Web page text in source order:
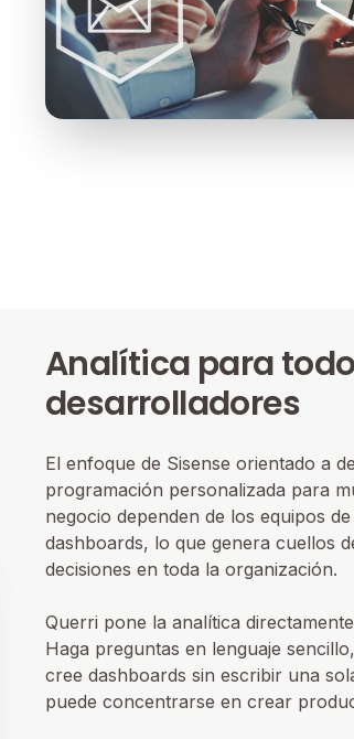
Analítica para
desarrolladores
El enfoque de Sisense orientado a
programación personalizada para
negocio dependen de los equipos
dashboards, lo que genera cuellos
decisiones en toda la organización.
Querri pone la analítica
Haga preguntas en lenguaje
cree dashboards sin escribir una
puede concentrarse en crear